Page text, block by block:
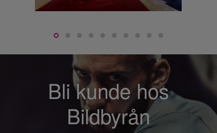
Bli kunde hos
Bildbyrån